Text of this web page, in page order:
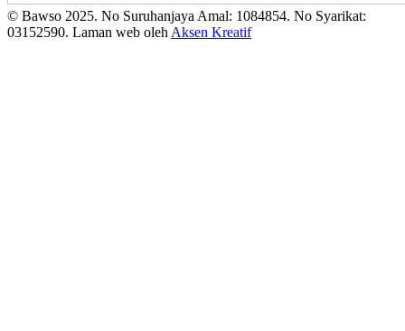
© Bawso 2025. No Suruhanjaya Amal: 1084854. No Syarikat:
03152590. Laman web oleh Aksen Kreatif